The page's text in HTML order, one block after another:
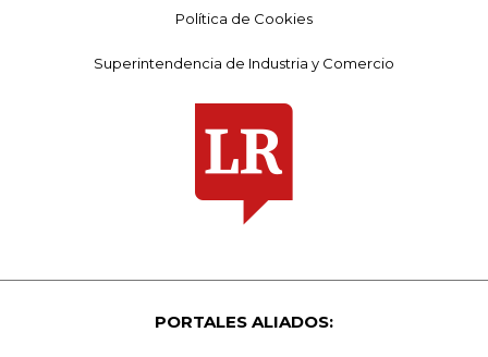
Política de Cookies
Superintendencia de Industria y Comercio
PORTALES ALIADOS: